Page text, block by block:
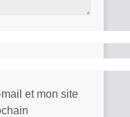
et mon site